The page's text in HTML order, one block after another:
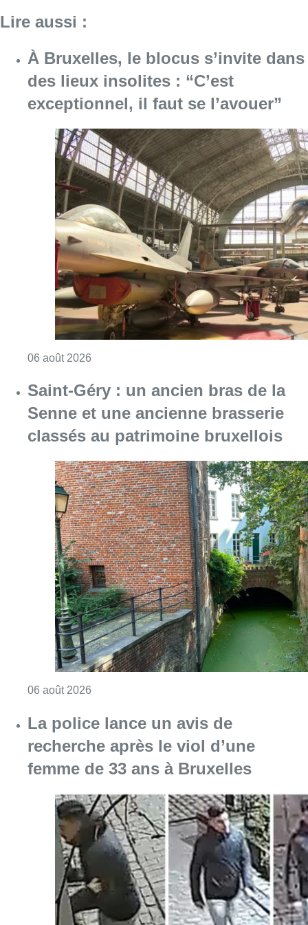
Lire aussi :
À Bruxelles, le blocus s’invite dans
des lieux insolites : “C’est
exceptionnel, il faut se l’avouer”
06 août 2026
Saint-Géry : un ancien bras de la
Senne et une ancienne brasserie
classés au patrimoine bruxellois
06 août 2026
La police lance un avis de
recherche après le viol d’une
femme de 33 ans à Bruxelles